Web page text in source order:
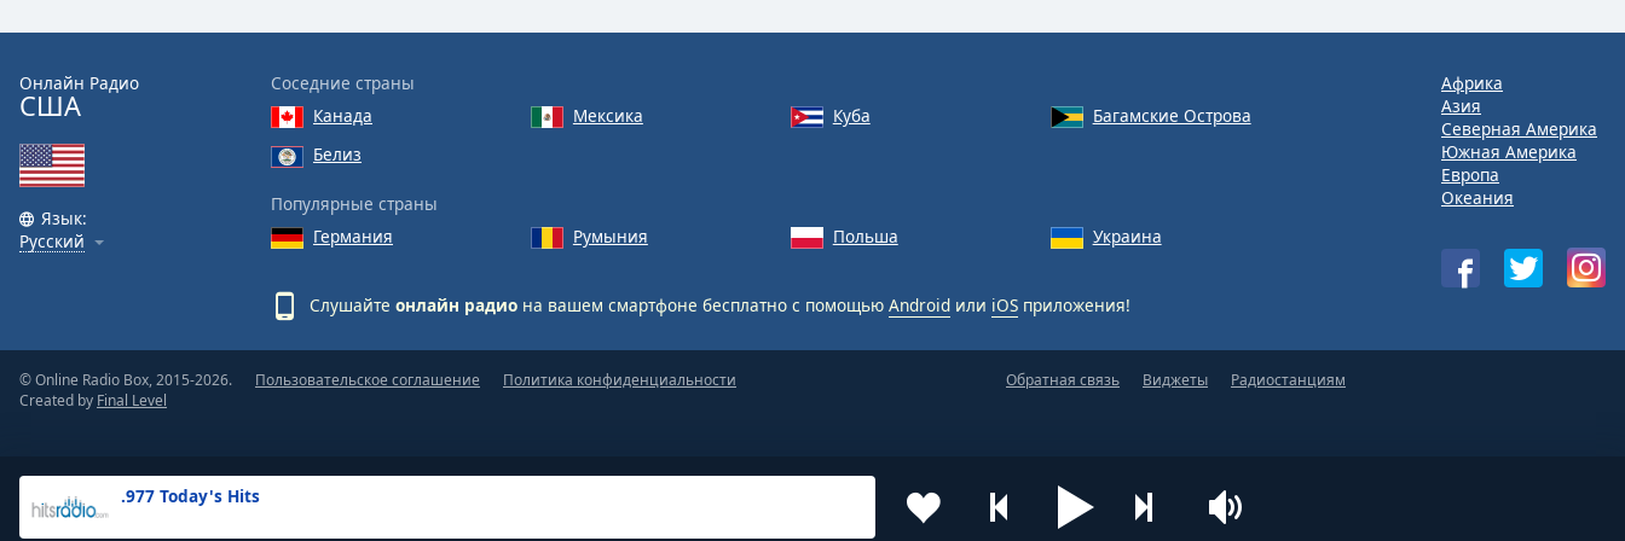
Text
Opacity
Background
.977 Today's Hits
Онлайн Радио
США
Язык:
Русский
Соседние страны
Канада
Мексика Куба
Багамские Острова
Белиз
Популярные страны
Германия
Румыния Польша Украина
Слушайте онлайн радио на вашем смартфоне бесплатно с помощью Android или iOS приложения!
Африка
Азия
Северная Америка
Южная Америка
Европа
Океания
© Online Radio Box, 2015-2026.
Created by Final Level
Пользовательское соглашение Политика конфиденциальности Обратная связь Виджеты Радиостанциям